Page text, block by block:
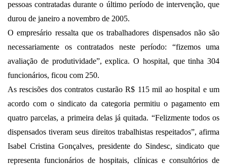
pessoas contratadas durante o último período de intervenção, que
durou de janeiro a novembro de 2005.
O empresário ressalta que os trabalhadores dispensados não são
necessariamente os contratados neste período: “fizemos uma
avaliação de produtividade”, explica. O hospital, que tinha 304
funcionários, ficou com 250.
As rescisões dos contratos custarão R$ 115 mil ao hospital e um
acordo com o sindicato da categoria permitiu o pagamento em
quatro parcelas, a primeira delas já quitada. “Felizmente todos os
dispensados tiveram seus direitos trabalhistas respeitados”, afirma
Isabel Cristina Gonçalves, presidente do Sindesc, sindicato que
representa funcionários de hospitais, clínicas e consultórios de